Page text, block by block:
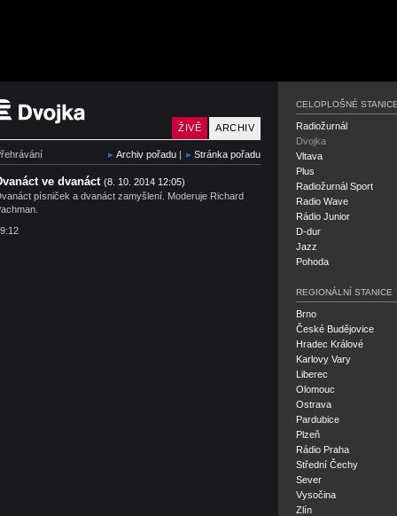
Český rozhlas Dvojka
ARCHIV
ŽIVĚ
Archiv pořadu | Stránka pořadu
ve dvanáct (8. 10. 2014 12:05)
písniček a dvanáct zamyšlení. Moderuje Richard
CELOPLOŠNÉ
Radiožurnál
Dvojka
Vltava
Plus
Radiožurnál Sport
Radio Wave
Rádio Junior
D-dur
Jazz
Pohoda
REGIONÁLNÍ STANICE
Brno
České Budějovice
Hradec Králové
Karlovy Vary
Liberec
Olomouc
Ostrava
Pardubice
Plzeň
Rádio Praha
Střední Čechy
Sever
Vysočina
Zlín